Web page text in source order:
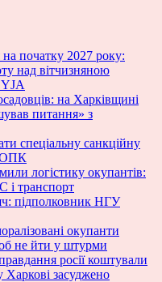
на початку 2027 року:
над вітчизняною
на Харківщині
питання» з
спеціальну санкційну
ОПК
логістику окупантів:
і транспорт
підполковник НГУ
окупанти
не йти у штурми
росії коштували
Харкові засуджено